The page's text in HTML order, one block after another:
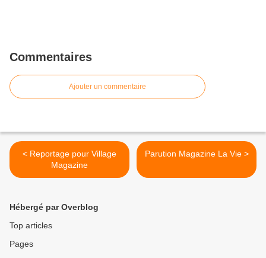
Commentaires
Ajouter un commentaire
< Reportage pour Village
Magazine
Parution Magazine La Vie >
Hébergé par Overblog
Top articles
Pages